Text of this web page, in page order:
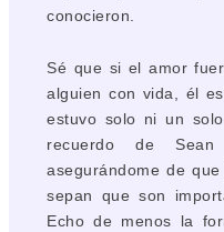
conocieron.
Sé que si el amor
alguien con vida, él
estuvo solo ni un
recuerdo de
asegurándome de
sepan que son
Echo de menos la